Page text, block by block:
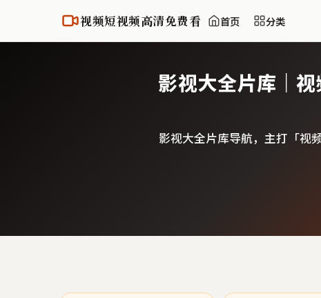
视频短视频高清免费看 首页 分类
影视大全片库｜
影视大全片库导航，主打「视